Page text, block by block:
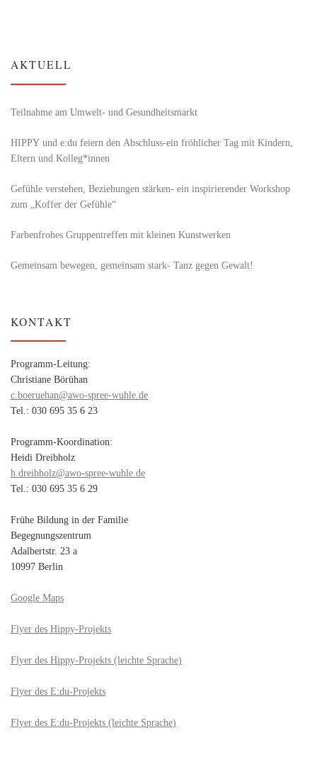
AKTUELL
Teilnahme am Umwelt- und Gesundheitsmarkt
HIPPY und e:du feiern den Abschluss-ein fröhlicher Tag mit Kindern,
Eltern und Kolleg*innen
Gefühle verstehen, Beziehungen stärken- ein inspirierender Workshop
zum „Koffer der Gefühle“
Farbenfrohes Gruppentreffen mit kleinen Kunstwerken
Gemeinsam bewegen, gemeinsam stark- Tanz gegen Gewalt!
KONTAKT
Programm-Leitung:
Christiane Börühan
c.boeruehan@awo-spree-wuhle.de
Tel.: 030 695 35 6 23
Programm-Koordination:
Heidi Dreibholz
h.dreibholz@awo-spree-wuhle.de
Tel.: 030 695 35 6 29
Frühe Bildung in der Familie
Begegnungszentrum
Adalbertstr. 23 a
10997 Berlin
Google Maps
Flyer des Hippy-Projekts
Flyer des Hippy-Projekts (leichte Sprache)
Flyer des E:du-Projekts
Flyer des E:du-Projekts (leichte Sprache)